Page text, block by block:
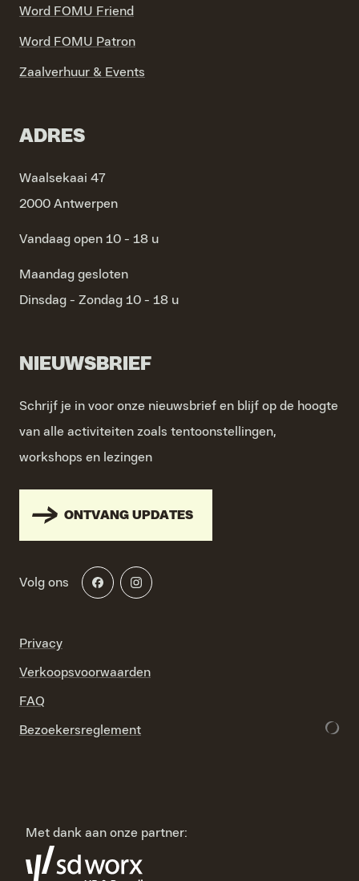
Word FOMU Friend
Word FOMU Patron
Zaalverhuur & Events
ADRES
Waalsekaai 47
2000 Antwerpen
Vandaag open 10 - 18 u
Maandag gesloten
Dinsdag - Zondag 10 - 18 u
NIEUWSBRIEF
Schrijf je in voor onze nieuwsbrief en blijf op de hoogte
van alle activiteiten zoals tentoonstellingen,
workshops en lezingen
ONTVANG UPDATES
Volg ons
Privacy
Verkoopsvoorwaarden
FAQ
Bezoekersreglement
Met dank aan onze partner: